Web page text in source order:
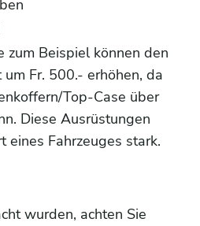
zum Beispiel können den
Fr. 500.- erhöhen, da
Top-Case über
Diese Ausrüstungen
eines Fahrzeuges stark.
wurden, achten Sie